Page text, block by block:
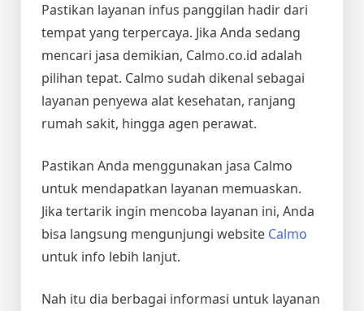
Pastikan layanan infus panggilan hadir dari
tempat yang terpercaya. Jika Anda sedang
mencari jasa demikian, Calmo.co.id adalah
pilihan tepat. Calmo sudah dikenal sebagai
layanan penyewa alat kesehatan, ranjang
rumah sakit, hingga agen perawat.
Pastikan Anda menggunakan jasa Calmo
untuk mendapatkan layanan memuaskan.
Jika tertarik ingin mencoba layanan ini, Anda
bisa langsung mengunjungi website Calmo
untuk info lebih lanjut.
Nah itu dia berbagai informasi untuk layanan